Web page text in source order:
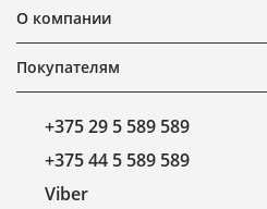
О компании
Покупателям
+375 29 5 589 589
+375 44 5 589 589
Viber